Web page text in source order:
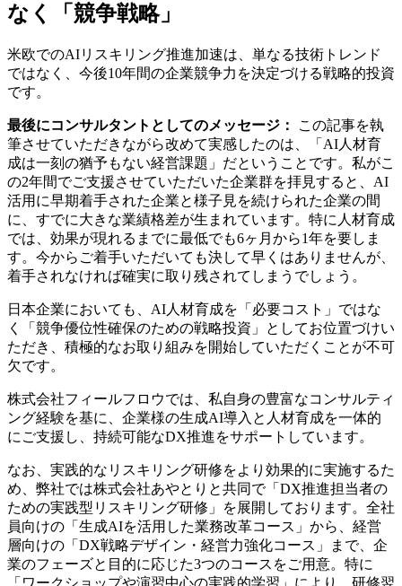
なく「競争戦略」
米欧でのAIリスキリング推進加速は、単なる技術トレンド
ではなく、今後10年間の企業競争力を決定づける戦略的投資
です。
最後にコンサルタントとしてのメッセージ：
この記事を執
筆させていただきながら改めて実感したのは、「AI人材育
成は一刻の猶予もない経営課題」だということです。私がこ
の2年間でご支援させていただいた企業群を拝見すると、AI
活用に早期着手された企業と様子見を続けられた企業の間
に、すでに大きな業績格差が生まれています。特に人材育成
では、効果が現れるまでに最低でも6ヶ月から1年を要しま
す。今からご着手いただいても決して早くはありませんが、
着手されなければ確実に取り残されてしまうでしょう。
日本企業においても、AI人材育成を「必要コスト」ではな
く「競争優位性確保のための戦略投資」としてお位置づけい
ただき、積極的なお取り組みを開始していただくことが不可
欠です。
株式会社フィールフロウでは、私自身の豊富なコンサルティ
ング経験を基に、企業様の生成AI導入と人材育成を一体的
にご支援し、持続可能なDX推進をサポートしています。
なお、実践的なリスキリング研修をより効果的に実施するた
め、弊社では株式会社あやとりと共同で「DX推進担当者の
ための実践型リスキリング研修」を展開しております。全社
員向けの「生成AIを活用した業務改革コース」から、経営
層向けの「DX戦略デザイン・経営力強化コース」まで、企
業のフェーズと目的に応じた3つのコースをご用意。特に